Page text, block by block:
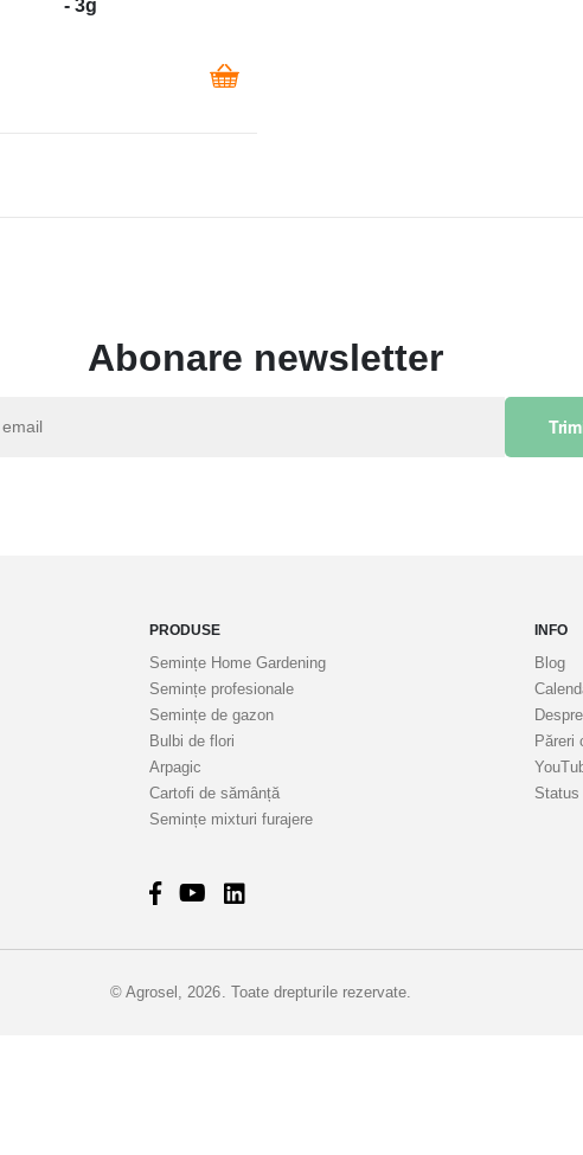
- 3g
Abonare newsletter
PRODUSE
Semințe Home Gardening
Semințe profesionale
Semințe de gazon
Bulbi de flori
Arpagic
Cartofi de sămânță
Semințe mixturi furajere
INFO
Blog
Păreri
Status
© Agrosel, 2026. Toate drepturile rezervate.